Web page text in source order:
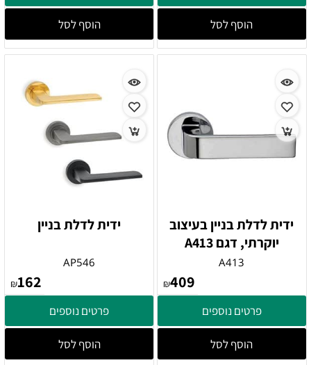
הוסף לסל הוסף לסל
ידית לדלת בניין בעיצוב
יוקרתי, דגם A413
A413
₪409
פרטים נוספים
הוסף לסל
ידית לדלת בניין
AP546
₪162
פרטים נוספים
הוסף לסל